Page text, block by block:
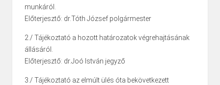
munkáról.
Előterjesztő: dr.Tóth József polgármester
2./ Tájékoztató a hozott határozatok végrehajtásának
állásáról.
Előterjesztő: dr.Joó István jegyző
3./ Tájékoztató az elmúlt ülés óta bekövetkezett